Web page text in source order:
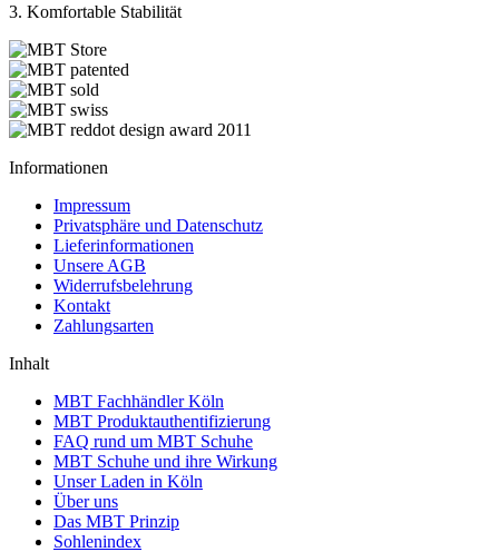
3. Komfortable Stabilität
Informationen
Impressum
Privatsphäre und Datenschutz
Lieferinformationen
Unsere AGB
Widerrufsbelehrung
Kontakt
Zahlungsarten
Inhalt
MBT Fachhändler Köln
MBT Produktauthentifizierung
FAQ rund um MBT Schuhe
MBT Schuhe und ihre Wirkung
Unser Laden in Köln
Über uns
Das MBT Prinzip
Sohlenindex